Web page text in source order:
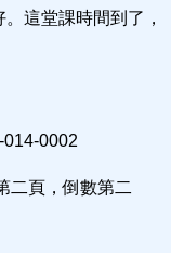
這堂課時間到了，
014-0002
二頁，倒數第二